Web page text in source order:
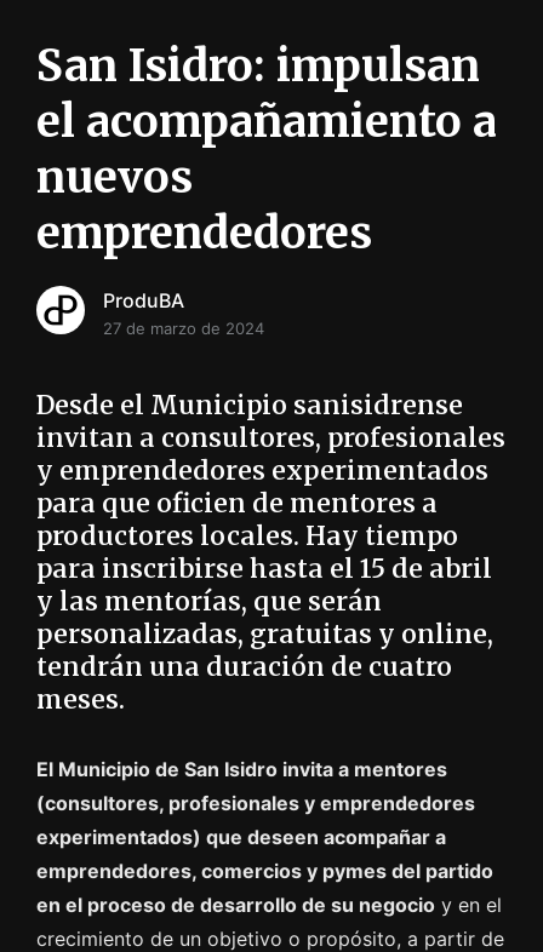
ó
n
INFORMACIÓN SOBRE LA PRODUCCIÓN EN LA
San Isidro: impulsan
el acompañamiento a
nuevos
emprendedores
ProduBA
27 de marzo de 2024
Desde el Municipio sanisidrense
invitan a consultores, profesionales
y emprendedores experimentados
para que oficien de mentores a
productores locales. Hay tiempo
para inscribirse hasta el 15 de abril
y las mentorías, que serán
personalizadas, gratuitas y online,
tendrán una duración de cuatro
meses.
El Municipio de San Isidro invita a mentores
(consultores, profesionales y emprendedores
experimentados) que deseen acompañar a
emprendedores, comercios y pymes del partido
en el proceso de desarrollo de su negocio y en el
crecimiento de un objetivo o propósito, a partir de